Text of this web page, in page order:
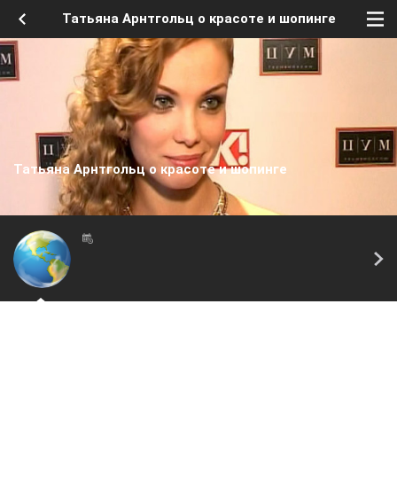
Татьяна Арнтгольц о красоте и шопинге
Татьяна Арнтгольц о красоте и шопинге